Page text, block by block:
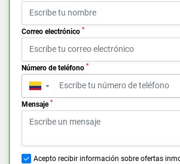
Correo electrónico *
Número de teléfono *
▼
Mensaje *
Acepto recibir información sobre ofertas